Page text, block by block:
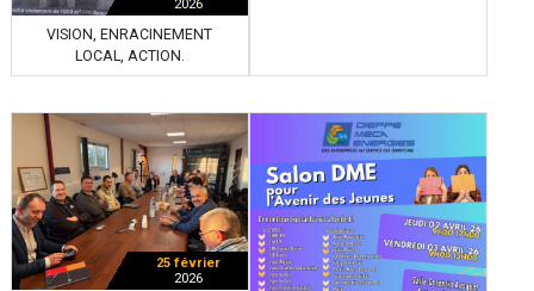
2026
VISION, ENRACINEMENT
LOCAL, ACTION.
25 février
2026